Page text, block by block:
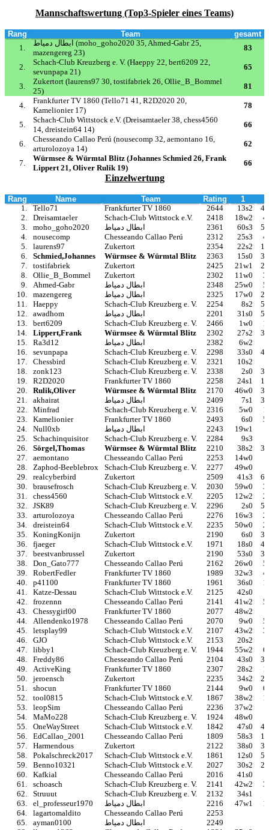
Mannschaftswertung (Top3-Spieler eines Teams)
Rang Team
gesamt
1.
ابطال دمياط (moho_goho2020 35, Ahmed-Gabr 25,
mazengereg 23)
83
2.
Schach-Club Kreuzberg e. V. (Haeppy 22, bert6209 22,
sevunpapa 21)
65
3.
Zukertort (laurens97 30, tostifabriek 26, Ollie_B_Bommel
25)
81
4.
Frankfurter TV 1860 (Tello71 41, R2D2020 20,
Kamelionier 17)
78
5.
Schach-Club Wittstock e.V. (Dreisamtaeler 38, chess4560
14, dreistein64 14)
66
6.
Chesseando Callao Perú (nousecomp 32, aemontano 16,
arturolozoya 14)
62
7.
Würmsee & Würmtal Blitz (Johannes Schmied 26, Frank
Lippert 21, Oliver Rulik 19)
66
Einzelwertung
Rang Name Team
Rating
1.
Tello71 Frankfurter TV 1860
2644
2.
Dreisamtaeler Schach-Club Wittstock e.V.
2418
3.
moho_goho2020 ابطال دمياط
2361
4.
nousecomp Chesseando Callao Perú
2312
5.
laurens97 Zukertort
2354
6.
Schmied,Johannes Würmsee & Würmtal Blitz
2363
7.
tostifabriek Zukertort
2425
8.
Ollie_B_Bommel Zukertort
2302
9.
Ahmed-Gabr ابطال دمياط
2348
10.
mazengereg ابطال دمياط
2325
11.
Haeppy Schach-Club Kreuzberg e. V.
2254
12.
awadhom ابطال دمياط
2201
13.
bert6209 Schach-Club Kreuzberg e. V.
2466
14.
Lippert,Frank Würmsee & Würmtal Blitz
2302
15.
Ra3d12 ابطال دمياط
2382
16.
sevunpapa Schach-Club Kreuzberg e. V.
2298
17.
Chessbird Schach-Club Kreuzberg e. V.
2321
18.
zonk123 Schach-Club Kreuzberg e. V.
2338
19.
R2D2020 Frankfurter TV 1860
2258
20.
Rulik,Oliver Würmsee & Würmtal Blitz
2170
21.
akhairat ابطال دمياط
2409
22.
Minfrad Schach-Club Kreuzberg e. V.
2316
23.
Kamelionier Frankfurter TV 1860
2493
24.
Null0xb ابطال دمياط
2243
25.
Schachinquisitor Schach-Club Kreuzberg e. V.
2284
26.
Sörgel,Thomas Würmsee & Würmtal Blitz
2210
27.
aemontano Chesseando Callao Perú
2253
28.
Zaphod-Beeblebrox Schach-Club Kreuzberg e. V.
2277
29.
realcyberbird Zukertort
2509
30.
brausefrosch Schach-Club Kreuzberg e. V.
2030
31.
chess4560 Schach-Club Wittstock e.V.
2205
32.
JSK89 Schach-Club Kreuzberg e. V.
2296
33.
arturolozoya Chesseando Callao Perú
2276
34.
dreistein64 Schach-Club Wittstock e.V.
2235
35.
KoningKonijn Zukertort
2190
36.
fjaeger Schach-Club Wittstock e.V.
1971
37.
beestvanbrussel Zukertort
2190
38.
Don_Gato777 Chesseando Callao Perú
2162
39.
RobertFedler Frankfurter TV 1860
1989
40.
p41100 Frankfurter TV 1860
1961
41.
Katze-Dessau Schach-Club Wittstock e.V.
2125
42.
frozennn Chesseando Callao Perú
2141
43.
Chessygirl00 Frankfurter TV 1860
2077
44.
Allendenko1978 Chesseando Callao Perú
2070
45.
letsplay99 Schach-Club Wittstock e.V.
2107
46.
GJO Schach-Club Wittstock e.V.
2153
47.
libby1 Schach-Club Kreuzberg e. V.
1944
48.
Freddy86 Chesseando Callao Perú
2104
49.
ActiveKing Frankfurter TV 1860
2307
50.
jeroensch Zukertort
2235
51.
shocun Frankfurter TV 1860
2144
52.
tool0815 Schach-Club Wittstock e.V.
1867
53.
leopSim Chesseando Callao Perú
2236
54.
MaMo228 Schach-Club Kreuzberg e. V.
1924
55.
OneWayStreet Schach-Club Wittstock e.V.
1842
56.
EdCallao_2001 Chesseando Callao Perú
1809
57.
Harmendous Zukertort
2122
58.
Pokalschreck2017 Schach-Club Wittstock e.V.
1861
59.
Benno10321 Schach-Club Wittstock e.V.
2027
60.
Kafkial Chesseando Callao Perú
2016
61.
schoasch Schach-Club Kreuzberg e. V.
2141
62.
Struuut Schach-Club Kreuzberg e. V.
2132
63.
el_professeur1970 ابطال دمياط
2216
64.
lagartomaldito Chesseando Callao Perú
2253
65.
ayman0100 ابطال دمياط
2249
1
13s2
18w2
60s3
25s3
22s2
15s0
21w1
11w0
25w0
17w0
8s2
31s0
1w0
27s2
6w2
33s0
10s2
2s0
24s1
46w0
7s1
5w0
6s0
19w1
9s3
38s2
14w0
49w0
41s3
59w0
12w2
2s0
16w3
50w0
6s0
18s0
53s0
26w0
32w3
36s0
42s0
41w2
48w2
9w0
43w2
20s2
55w2
43s0
28s2
34s2
9w0
38w2
37w2
48w0
47s0
58s3
38s0
12s0
30s2
41s0
42w2
34s1
47w1